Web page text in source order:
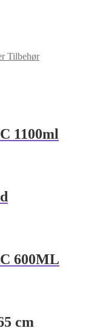
Tilbehør
1100ml
600ML
cm